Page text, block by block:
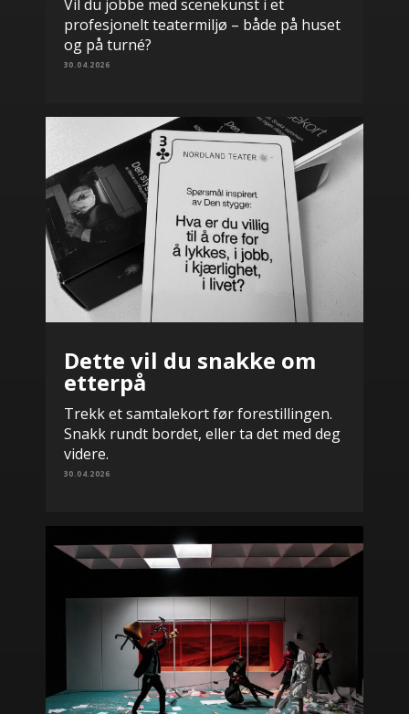
Vil du jobbe med scenekunst i et
profesjonelt teatermiljø – både på huset
og på turné?
30.04.2026
Dette vil du snakke om
etterpå
Trekk et samtalekort før forestillingen.
Snakk rundt bordet, eller ta det med deg
videre.
30.04.2026